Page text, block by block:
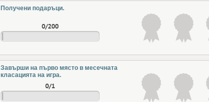
Получени подаръци.
0/200
Завърши на първо място в месечната
класацията на игра.
0/1